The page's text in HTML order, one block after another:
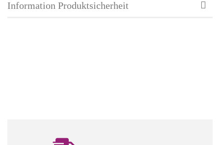
Information Produktsicherheit